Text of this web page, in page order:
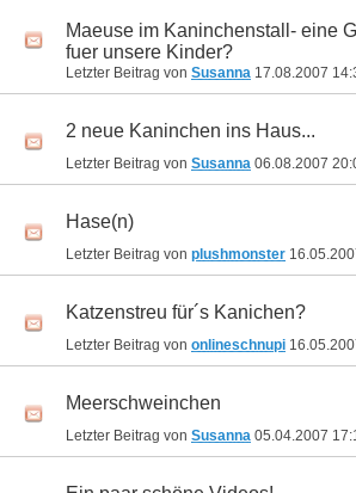
Maeuse im Kaninchenstall- eine
fuer unsere Kinder?
Letzter Beitrag von Susanna 17.08.2007
2 neue Kaninchen ins Haus...
Letzter Beitrag von Susanna 06.08.2007
Hase(n)
Letzter Beitrag von plushmonster
Katzenstreu für´s Kanichen?
Letzter Beitrag von onlineschnupi
Meerschweinchen
Letzter Beitrag von Susanna 05.04.2007